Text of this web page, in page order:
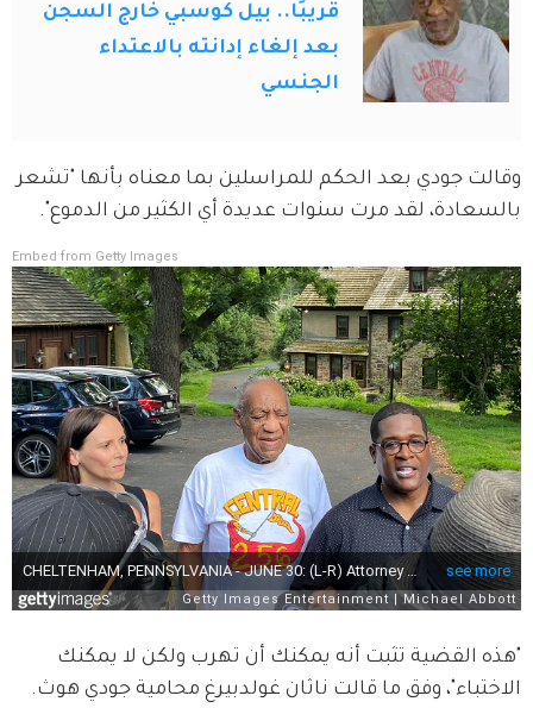
قريبًا.. بيل كوسبي خارج السجن
بعد إلغاء إدانته بالاعتداء
الجنسي
وقالت جودي بعد الحكم للمراسلين بما معناه بأنها "تشعر
بالسعادة، لقد مرت سنوات عديدة أي الكثير من الدموع".
Embed from Getty Images
"هذه القضية تثبت أنه يمكنك أن تهرب ولكن لا يمكنك
الاختباء"، وفق ما قالت ناثان غولدبيرغ محامية جودي هوث.